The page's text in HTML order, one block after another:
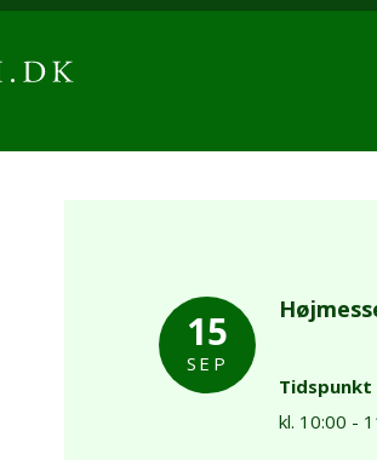
15
SEP
Tidspunkt
kl. 10:00 -